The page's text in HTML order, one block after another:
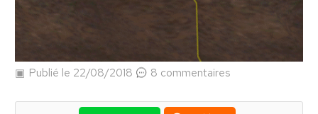
Publié le 22/08/2018 8 commentaires